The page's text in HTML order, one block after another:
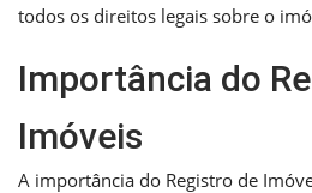
todos os direitos legais sobre o
Importância do
Imóveis
A importância do Registro de